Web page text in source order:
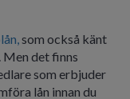
som också känt
Men det finns
som erbjuder
lån innan du